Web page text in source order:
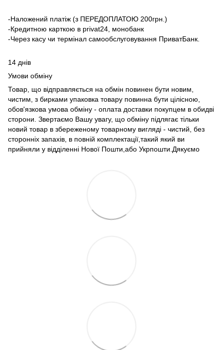
-Наложений платіж (з ПЕРЕДОПЛАТОЮ 200грн.)
-Кредитною карткою в privat24, монобанк
-Через касу чи термінал самообслуговування ПриватБанк.
14 днів
Умови обміну
Товар, що відправляється на обмін повинен бути новим,
чистим, з бирками упаковка товару повинна бути цілісною,
обов'язкова умова обміну - оплата доставки покупцем в обидві
сторони. Звертаємо Вашу увагу, що обміну підлягає тільки
новий товар в збереженому товарному вигляді - чистий, без
сторонніх запахів, в повній комплектації,такий який ви
прийняли у відділенні Нової Пошти,або Укрпошти.Дякуємо